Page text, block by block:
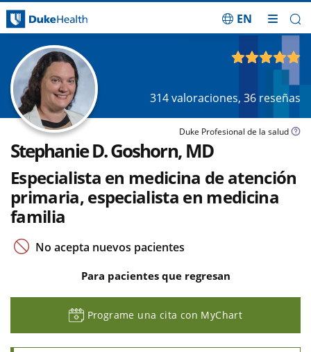
EN
314valoraciones, 36 reseñas
Duke Profesional de la salud
Stephanie D. Goshorn, MD
Especialista en medicina de atención
primaria, especialista en medicina
familia
No acepta nuevos pacientes
Para pacientes que regresan
Programe una cita con MyChart